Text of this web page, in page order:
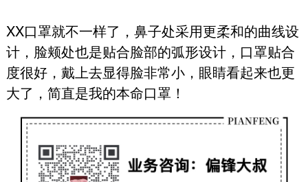
XX口罩就不一样了，鼻子处采用更柔和的曲线设
计，脸颊处也是贴合脸部的弧形设计，口罩贴合
度很好，戴上去显得脸非常小，眼睛看起来也更
大了，简直是我的本命口罩！